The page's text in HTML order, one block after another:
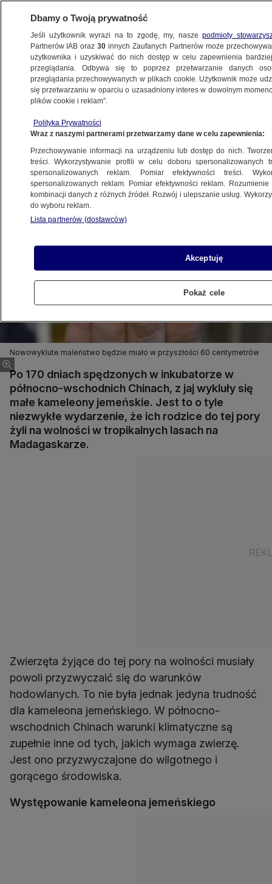
METEO
NAJNOWSZE
17.10.2011, 17:18
Udostępnij
Nowowyklute maleństwo będzie miało w przyszłości 60 centymetrów
Po 170 dniach spędzonych w inkubatorze w
północno-wschodnich Chinach, z jaj wykluły się
małe kameleony jemeńskie. Jest to o tyle
niezwykłe wydarzenie, że ich rodzice do tej pory
żyli na wolności w tropikalnych lasach na
Madagaskarze.
Zwierzęta żyjące do tej pory na wolności musiały
powoli przyzwyczaić się do warunków
hodowlanych. To nie była jednak jedyna trudność
dla kameleona jemeńskiego. W północno-
wschodnich Chinach warunki klimatyczne są
zupełnie inne od tych, jakich wymaga zwierzę.
Jest ono przyzwyczajone do wilgotnego i
gorącego środowiska.
Występowanie kameleona jemeńskiego
Dbamy o Twoją prywatność
Jeśli użytkownik wyrazi na to zgodę, my, naszepodmioty
Partnerów IAB oraz30 innych Zaufanych Partnerów może
użytkownika i uzyskiwać do nich dostęp w celu zapewnienia
przeglądania. Odbywa się to poprzez przetwarzanie danych
przeglądania przechowywanych w plikach cookie. Użytkownik może
się przetwarzaniu w oparciu o uzasadniony interes w dowolnym
plików cookie i reklam”.
Polityka Prywatności
Wraz z naszymi partnerami przetwarzamy dane w celu zapewnienia:
Przechowywanie informacji na urządzeniu lub dostęp do nich.
treści. Wykorzystywanie profili w celu doboru spersonalizowanych
spersonalizowanych reklam. Pomiar efektywności treści.
spersonalizowanych reklam. Pomiar efektywności reklam.
kombinacji danych z różnych źródeł. Rozwój i ulepszanie usług.
do wyboru reklam.
Lista partnerów (dostawców)
Akceptuję
Pokaż cele